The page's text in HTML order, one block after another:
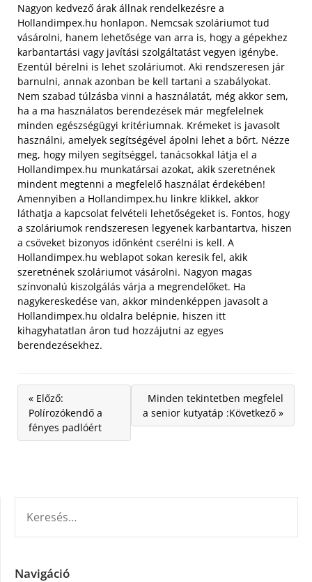
Nagyon kedvező árak állnak rendelkezésre a
Hollandimpex.hu honlapon. Nemcsak szoláriumot tud
vásárolni, hanem lehetősége van arra is, hogy a gépekhez
karbantartási vagy javítási szolgáltatást vegyen igénybe.
Ezentúl bérelni is lehet szoláriumot. Aki rendszeresen jár
barnulni, annak azonban be kell tartani a szabályokat.
Nem szabad túlzásba vinni a használatát, még akkor sem,
ha a ma használatos berendezések már megfelelnek
minden egészségügyi kritériumnak. Krémeket is javasolt
használni, amelyek segítségével ápolni lehet a bőrt. Nézze
meg, hogy milyen segítséggel, tanácsokkal látja el a
Hollandimpex.hu munkatársai azokat, akik szeretnének
mindent megtenni a megfelelő használat érdekében!
Amennyiben a Hollandimpex.hu linkre klikkel, akkor
láthatja a kapcsolat felvételi lehetőségeket is. Fontos, hogy
a szoláriumok rendszeresen legyenek karbantartva, hiszen
a csöveket bizonyos időnként cserélni is kell. A
Hollandimpex.hu weblapot sokan keresik fel, akik
szeretnének szoláriumot vásárolni. Nagyon magas
színvonalú kiszolgálás várja a megrendelőket. Ha
nagykereskedése van, akkor mindenképpen javasolt a
Hollandimpex.hu oldalra belépnie, hiszen itt
kihagyhatatlan áron tud hozzájutni az egyes
berendezésekhez.
« Előző:
Polírozókendő a
fényes padlóért
Minden tekintetben megfelel
a senior kutyatáp :Következő »
Navigáció